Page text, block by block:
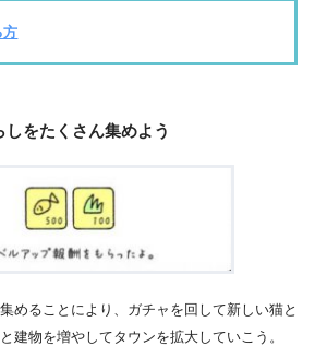
方
をたくさん集めよう
めることにより、ガチャを回して新しい猫と
建物を増やしてタウンを拡大していこう。